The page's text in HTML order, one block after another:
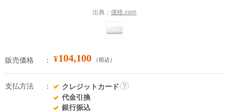
出典： 価格.com
販売価格 ¥104,100 （税込）
支払方法
クレジットカード
代金引換
銀行振込